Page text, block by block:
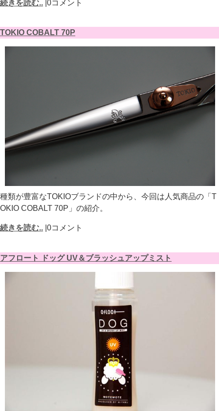
続きを読む.. |0コメント
TOKIO COBALT 70P
種類が豊富なTOKIOブランドの中から、今回は人気商品の「T
OKIO COBALT 70P」の紹介。
続きを読む.. |0コメント
アフロート ドッグ UV＆ブラッシュアップミスト